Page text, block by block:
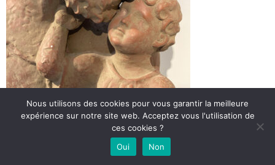
VENDU
Nous utilisons des cookies pour vous garantir la meilleure
expérience sur notre site web. Acceptez vous l'utilisation de
ces cookies ?
Oui
Non